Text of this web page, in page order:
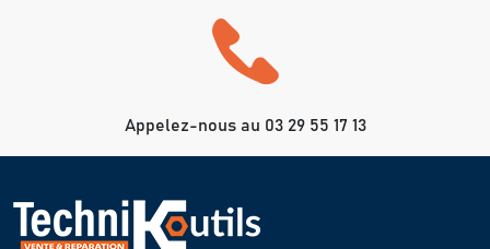
Appelez-nous au 03 29 55 17 13